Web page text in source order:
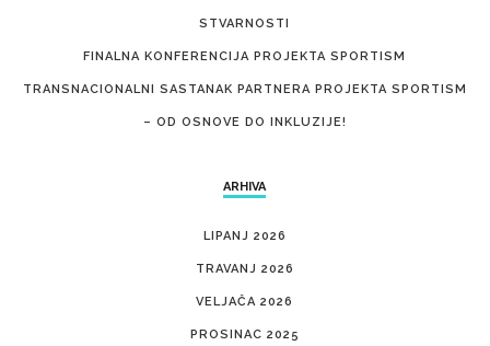
STVARNOSTI
FINALNA KONFERENCIJA PROJEKTA SPORTISM
TRANSNACIONALNI SASTANAK PARTNERA PROJEKTA SPORTISM
– OD OSNOVE DO INKLUZIJE!
ARHIVA
LIPANJ 2026
TRAVANJ 2026
VELJAČA 2026
PROSINAC 2025